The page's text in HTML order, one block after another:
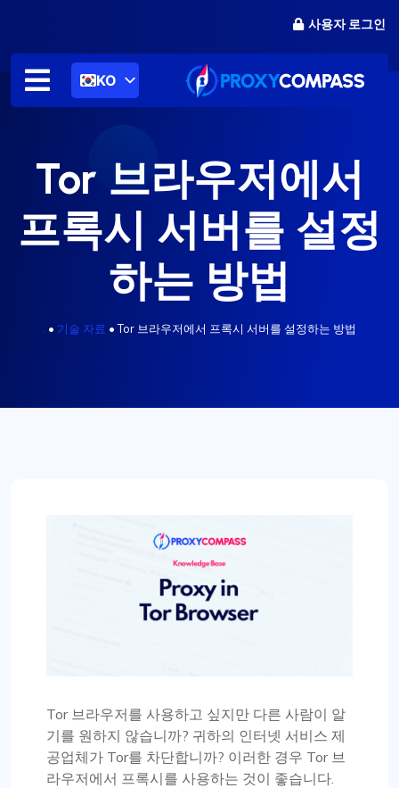
츠
사용자 로그인
KO
Tor 브라우저에서
프록시 서버를 설정
하는 방법
• 기술 자료 •Tor 브라우저에서 프록시 서버를 설정하는 방법
Tor 브라우저를 사용하고 싶지만 다른 사람이 알
기를 원하지 않습니까? 귀하의 인터넷 서비스 제
공업체가 Tor를 차단합니까? 이러한 경우 Tor 브
라우저에서 프록시를 사용하는 것이 좋습니다.